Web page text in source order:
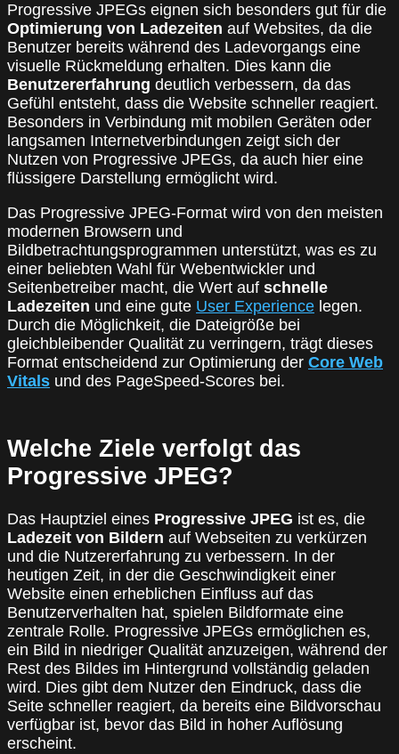
Progressive JPEGs eignen sich besonders gut für die
Optimierung von Ladezeiten auf Websites, da die
Benutzer bereits während des Ladevorgangs eine
visuelle Rückmeldung erhalten. Dies kann die
Benutzererfahrung deutlich verbessern, da das
Gefühl entsteht, dass die Website schneller reagiert.
Besonders in Verbindung mit mobilen Geräten oder
langsamen Internetverbindungen zeigt sich der
Nutzen von Progressive JPEGs, da auch hier eine
flüssigere Darstellung ermöglicht wird.
Das Progressive JPEG-Format wird von den meisten
modernen Browsern und
Bildbetrachtungsprogrammen unterstützt, was es zu
einer beliebten Wahl für Webentwickler und
Seitenbetreiber macht, die Wert auf schnelle
Ladezeiten und eine gute User Experience legen.
Durch die Möglichkeit, die Dateigröße bei
gleichbleibender Qualität zu verringern, trägt dieses
Format entscheidend zur Optimierung der Core Web
Vitals und des PageSpeed-Scores bei.
Welche Ziele verfolgt das
Progressive JPEG?
Das Hauptziel eines Progressive JPEG ist es, die
Ladezeit von Bildern auf Webseiten zu verkürzen
und die Nutzererfahrung zu verbessern. In der
heutigen Zeit, in der die Geschwindigkeit einer
Website einen erheblichen Einfluss auf das
Benutzerverhalten hat, spielen Bildformate eine
zentrale Rolle. Progressive JPEGs ermöglichen es,
ein Bild in niedriger Qualität anzuzeigen, während der
Rest des Bildes im Hintergrund vollständig geladen
wird. Dies gibt dem Nutzer den Eindruck, dass die
Seite schneller reagiert, da bereits eine Bildvorschau
verfügbar ist, bevor das Bild in hoher Auflösung
erscheint.